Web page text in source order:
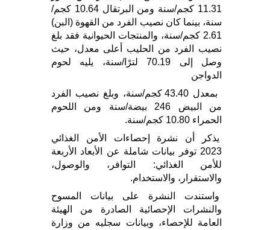
11.31 كجم/سنة ومن البرتقال 10.64 كجم/
سنة، بينما كان نصيب الفرد من القهوة (البن)
2.61 كجم/سنة، والمنتجات الحيوانية فقد بلغ
نصيب الفرد من الحليب أعلى معدل، حيث
وصل إلى 70.19 لترًا/سنة، يليه لحوم
الدواجن
بمعدل 43.40 كجم/سنة، وبلغ نصيب الفرد
من البيض 246 بيضة/سنة ومن اللحوم
الحمراء 10.80 كجم/سنة.
يذكر أن نشرة إحصاءات الأمن الغذائي
2023 توفر بيانات شاملة عن الأبعاد الأربعة
للأمن الغذائي: التوافر، والوصول،
والاستقرار، والاستخدام.
واستندت النشرة على بيانات المسوح
والنشرات الإحصائية الصادرة من الهيئة
العامة للإحصاء، وبيانات سجليه من وزارة